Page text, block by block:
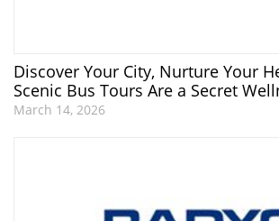
Discover Your City, Nurture Your
Scenic Bus Tours Are a Secret
March 14, 2026